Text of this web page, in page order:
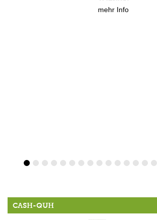
mehr Info
CASH-QUH